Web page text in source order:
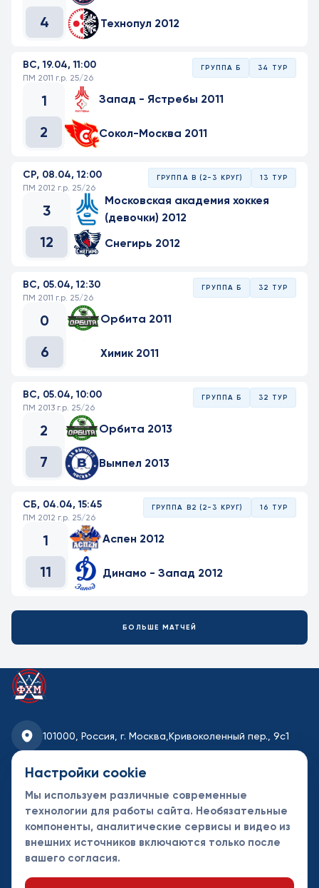
4
Технопул 2012
ВС, 19.04, 11:00
ПМ 2011 г.р. 25/26
ГРУППА Б 34 ТУР
1
2
Запад - Ястребы 2011
Сокол-Москва 2011
СР, 08.04, 12:00
ПМ 2012 г.р. 25/26
ГРУППА В (2-3 КРУГ) 13 ТУР
3
12
Московская академия хоккея
(девочки) 2012
Снегирь 2012
ВС, 05.04, 12:30
ПМ 2011 г.р. 25/26
ГРУППА Б 32 ТУР
0
6
Орбита 2011
Химик 2011
ВС, 05.04, 10:00
ПМ 2013 г.р. 25/26
ГРУППА Б 32 ТУР
2
7
Орбита 2013
Вымпел 2013
СБ, 04.04, 15:45
ПМ 2012 г.р. 25/26
ГРУППА В2 (2-3 КРУГ) 16 ТУР
1
11
Аспен 2012
Динамо - Запад 2012
БОЛЬШЕ МАТЧЕЙ
101000, Россия, г. Москва, Кривоколенный пер., 9с1
fhmoscow@mail.ru
8-495-621-35-95
Новости
Турниры
Контакты
партнеры
Настройки cookie
Мы используем различные современные
технологии для работы сайта. Необязательные
компоненты, аналитические сервисы и видео из
внешних источников включаются только после
вашего согласия.